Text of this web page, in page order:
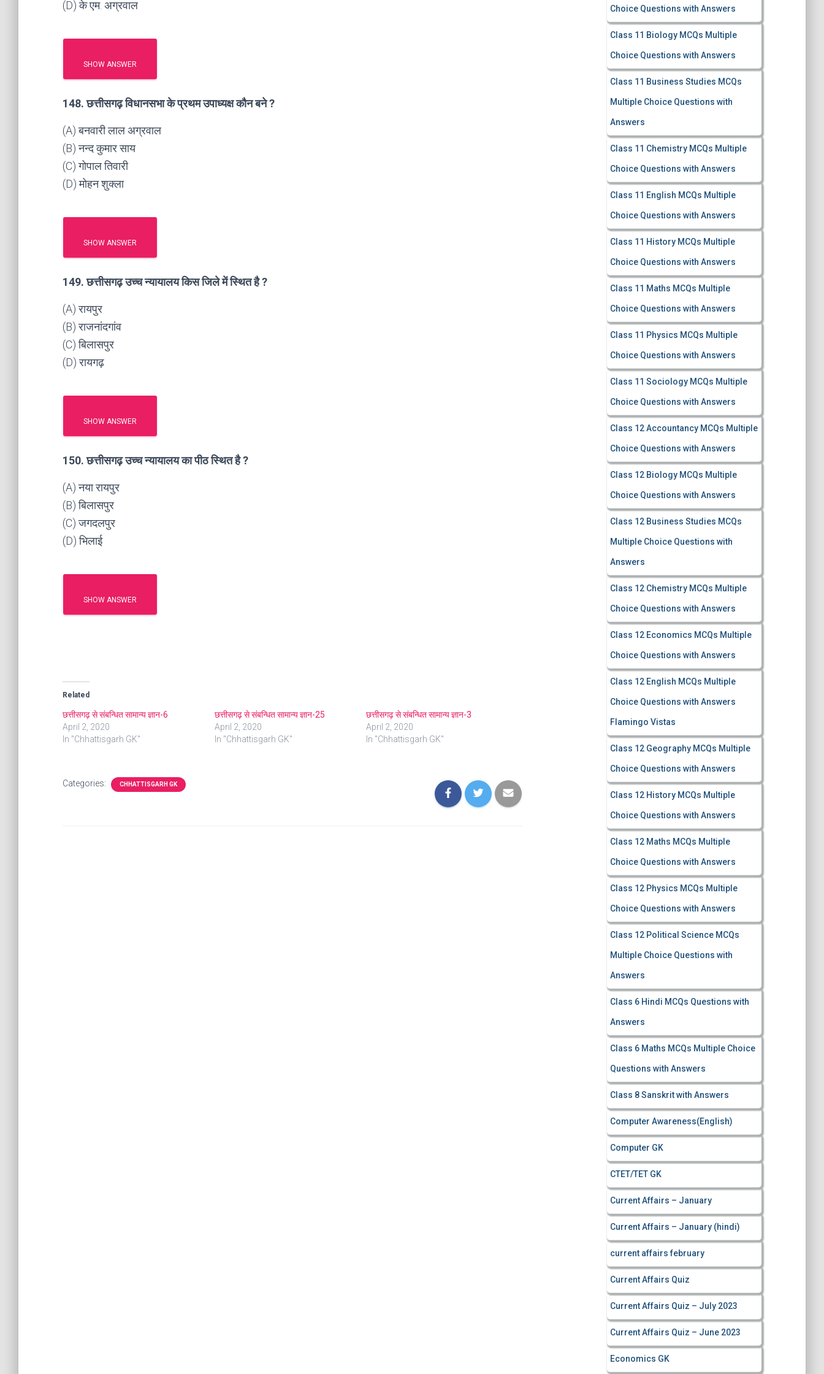
(D) के एम. अग्रवाल
SHOW ANSWER
148. छत्तीसगढ़ विधानसभा के प्रथम उपाध्यक्ष कौन बने ?
(A) बनवारी लाल अग्रवाल
(B) नन्द कुमार साय
(C) गोपाल तिवारी
(D) मोहन शुक्ला
SHOW ANSWER
149. छत्तीसगढ़ उच्च न्यायालय किस जिले में स्थित है ?
(A) रायपुर
(B) राजनांदगांव
(C) बिलासपुर
(D) रायगढ़
SHOW ANSWER
150. छत्तीसगढ़ उच्च न्यायालय का पीठ स्थित है ?
(A) नया रायपुर
(B) बिलासपुर
(C) जगदलपुर
(D) भिलाई
SHOW ANSWER
Related
छत्तीसगढ़ से संबन्धित सामान्य ज्ञान-6
April 2, 2020
In "Chhattisgarh GK"
छत्तीसगढ़ से संबन्धित सामान्य ज्ञान-25
April 2, 2020
In "Chhattisgarh GK"
छत्तीसगढ़ से संबन्धित सामान्य ज्ञान-3
April 2, 2020
In "Chhattisgarh GK"
Categories: CHHATTISGARH GK
Choice Questions with Answers
Class 11 Biology MCQs Multiple
Choice Questions with Answers
Class 11 Business Studies MCQs
Multiple Choice Questions with
Answers
Class 11 Chemistry MCQs Multiple
Choice Questions with Answers
Class 11 English MCQs Multiple
Choice Questions with Answers
Class 11 History MCQs Multiple
Choice Questions with Answers
Class 11 Maths MCQs Multiple
Choice Questions with Answers
Class 11 Physics MCQs Multiple
Choice Questions with Answers
Class 11 Sociology MCQs Multiple
Choice Questions with Answers
Class 12 Accountancy MCQs Multiple
Choice Questions with Answers
Class 12 Biology MCQs Multiple
Choice Questions with Answers
Class 12 Business Studies MCQs
Multiple Choice Questions with
Answers
Class 12 Chemistry MCQs Multiple
Choice Questions with Answers
Class 12 Economics MCQs Multiple
Choice Questions with Answers
Class 12 English MCQs Multiple
Choice Questions with Answers
Flamingo Vistas
Class 12 Geography MCQs Multiple
Choice Questions with Answers
Class 12 History MCQs Multiple
Choice Questions with Answers
Class 12 Maths MCQs Multiple
Choice Questions with Answers
Class 12 Physics MCQs Multiple
Choice Questions with Answers
Class 12 Political Science MCQs
Multiple Choice Questions with
Answers
Class 6 Hindi MCQs Questions with
Answers
Class 6 Maths MCQs Multiple Choice
Questions with Answers
Class 8 Sanskrit with Answers
Computer Awareness(English)
Computer GK
CTET/TET GK
Current Affairs – January
Current Affairs – January (hindi)
current affairs february
Current Affairs Quiz
Current Affairs Quiz – July 2023
Current Affairs Quiz – June 2023
Economics GK